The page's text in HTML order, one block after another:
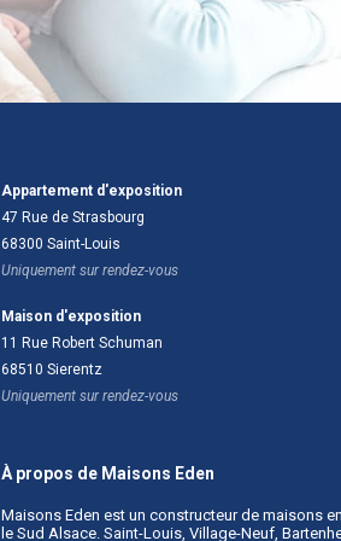
Appartement d'exposition
47 Rue de Strasbourg
68300 Saint-Louis
Uniquement sur rendez-vous
Maison d'exposition
11 Rue Robert Schuman
68510 Sierentz
Uniquement sur rendez-vous
À propos de Maisons Eden
Maisons Eden est unconstructeur de maisons
le Sud Alsace. Saint-Louis, Village-Neuf,